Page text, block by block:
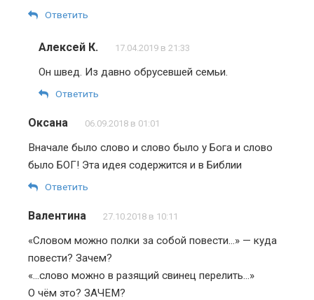
Ответить
Алексей К. 17.04.2019 в 21:33
Он швед. Из давно обрусевшей семьи.
Ответить
Оксана 06.09.2018 в 01:01
Вначале было слово и слово было у Бога и слово
было БОГ! Эта идея содержится и в Библии
Ответить
Валентина 27.10.2018 в 10:11
«Словом можно полки за собой повести…» — куда
повести? Зачем?
«…слово можно в разящий свинец перелить…»
О чём это? ЗАЧЕМ?